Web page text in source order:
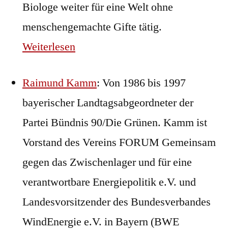
Biologe weiter für eine Welt ohne
menschengemachte Gifte tätig.
Weiterlesen
Raimund Kamm: Von 1986 bis 1997
bayerischer Landtagsabgeordneter der
Partei Bündnis 90/Die Grünen. Kamm ist
Vorstand des Vereins FORUM Gemeinsam
gegen das Zwischenlager und für eine
verantwortbare Energiepolitik e.V. und
Landesvorsitzender des Bundesverbandes
WindEnergie e.V. in Bayern (BWE